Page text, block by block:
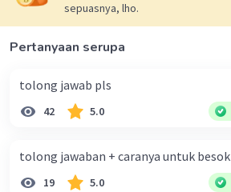
sepuasnya, lho.
Pertanyaan serupa
tolong jawab pls
42 5.0
tolong jawaban + caranya untuk besok
19 5.0